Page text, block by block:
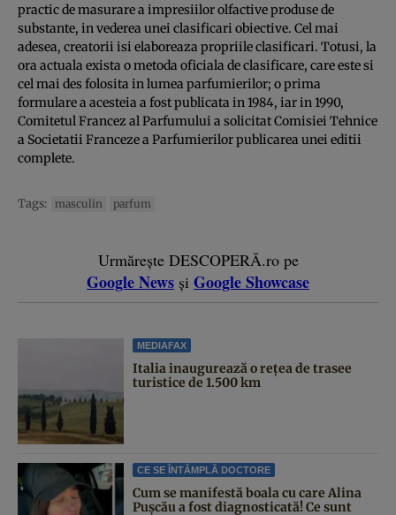
practic de masurare a impresiilor olfactive produse de
substante, in vederea unei clasificari obiective. Cel mai
adesea, creatorii isi elaboreaza propriile clasificari. Totusi, la
ora actuala exista o metoda oficiala de clasificare, care este si
cel mai des folosita in lumea parfumierilor; o prima
formulare a acesteia a fost publicata in 1984, iar in 1990,
Comitetul Francez al Parfumului a solicitat Comisiei Tehnice
a Societatii Franceze a Parfumierilor publicarea unei editii
complete.
Tags: masculin parfum
Urmărește DESCOPERĂ.ro pe
Google News și Google Showcase
MEDIAFAX
Italia inaugurează o rețea de trasee
turistice de 1.500 km
CE SE ÎNTÂMPLĂ DOCTORE
Cum se manifestă boala cu care Alina
Pușcău a fost diagnosticată! Ce sunt